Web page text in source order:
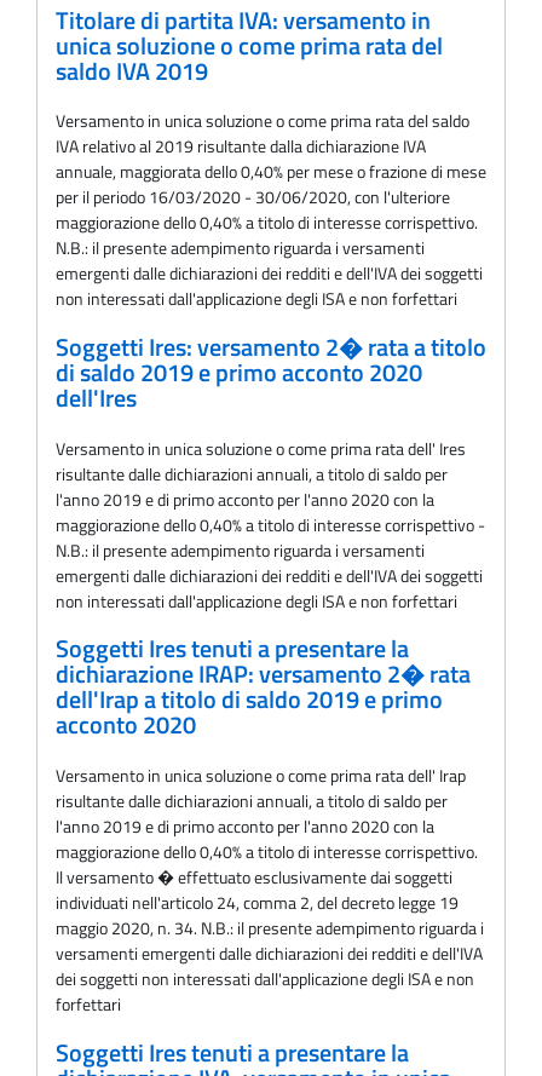
Titolare di partita IVA: versamento in
unica soluzione o come prima rata del
saldo IVA 2019
Versamento in unica soluzione o come prima rata del saldo
IVA relativo al 2019 risultante dalla dichiarazione IVA
annuale, maggiorata dello 0,40% per mese o frazione di mese
per il periodo 16/03/2020 - 30/06/2020, con l'ulteriore
maggiorazione dello 0,40% a titolo di interesse corrispettivo.
N.B.: il presente adempimento riguarda i versamenti
emergenti dalle dichiarazioni dei redditi e dell'IVA dei soggetti
non interessati dall'applicazione degli ISA e non forfettari
Soggetti Ires: versamento 2� rata a titolo
di saldo 2019 e primo acconto 2020
dell'Ires
Versamento in unica soluzione o come prima rata dell' Ires
risultante dalle dichiarazioni annuali, a titolo di saldo per
l'anno 2019 e di primo acconto per l'anno 2020 con la
maggiorazione dello 0,40% a titolo di interesse corrispettivo -
N.B.: il presente adempimento riguarda i versamenti
emergenti dalle dichiarazioni dei redditi e dell'IVA dei soggetti
non interessati dall'applicazione degli ISA e non forfettari
Soggetti Ires tenuti a presentare la
dichiarazione IRAP: versamento 2� rata
dell'Irap a titolo di saldo 2019 e primo
acconto 2020
Versamento in unica soluzione o come prima rata dell' Irap
risultante dalle dichiarazioni annuali, a titolo di saldo per
l'anno 2019 e di primo acconto per l'anno 2020 con la
maggiorazione dello 0,40% a titolo di interesse corrispettivo.
Il versamento � effettuato esclusivamente dai soggetti
individuati nell'articolo 24, comma 2, del decreto legge 19
maggio 2020, n. 34. N.B.: il presente adempimento riguarda i
versamenti emergenti dalle dichiarazioni dei redditi e dell'IVA
dei soggetti non interessati dall'applicazione degli ISA e non
forfettari
Soggetti Ires tenuti a presentare la